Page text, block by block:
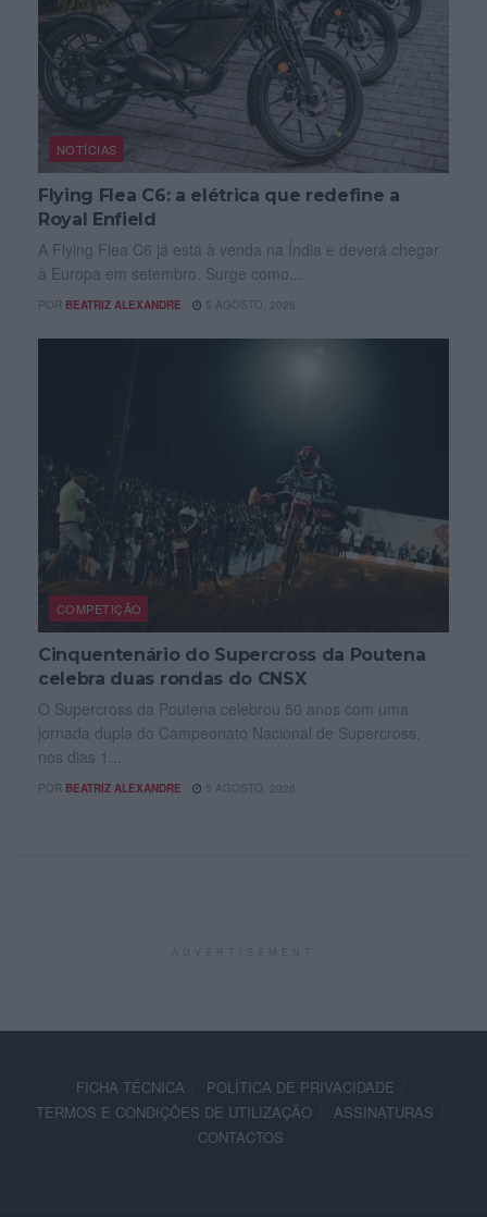
NOTÍCIAS
Flying Flea C6: a elétrica que redefine a
Royal Enfield
A Flying Flea C6 já está à venda na Índia e deverá chegar
à Europa em setembro. Surge como...
POR BEATRIZ ALEXANDRE 5 AGOSTO, 2026
COMPETIÇÃO
Cinquentenário do Supercross da Poutena
celebra duas rondas do CNSX
O Supercross da Poutena celebrou 50 anos com uma
jornada dupla do Campeonato Nacional de Supercross,
nos dias 1...
POR BEATRIZ ALEXANDRE 5 AGOSTO, 2026
FICHA TÉCNICA
POLÍTICA DE PRIVACIDADE
TERMOS E CONDIÇÕES DE UTILIZAÇÃO
ASSINATURAS
CONTACTOS